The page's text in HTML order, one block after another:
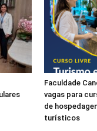
Faculdade
vagas para
de
turísticos